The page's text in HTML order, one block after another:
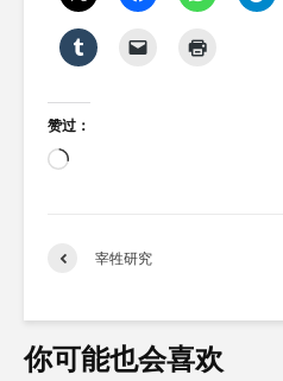
赞过：
正
宰牲研究
你可能也会喜欢